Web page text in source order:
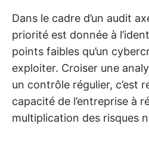
Dans le cadre d’un audit
priorité est donnée à
points faibles qu’un
exploiter. Croiser une
un contrôle régulier, c’est
capacité de l’entreprise à
multiplication des risques